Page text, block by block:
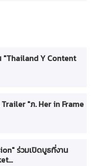
"Thailand Y Content
Trailer "ภ. Her in Frame
ร่วมเปิดบูธที่งาน